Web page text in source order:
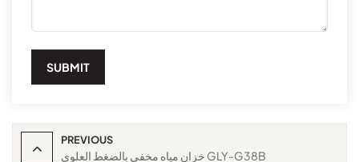
SUBMIT
PREVIOUS
خزان مياه مخفي بالضغط العلوي GLY-G38B